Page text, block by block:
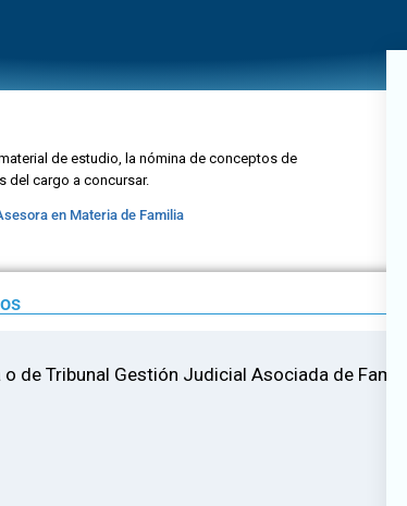
de estudio, la nómina de conceptos de
del cargo a concursar.
en Materia de Familia
de Tribunal Gestión Judicial Asociada de Familia